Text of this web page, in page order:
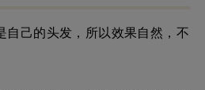
自己的头发，所以效果自然，不